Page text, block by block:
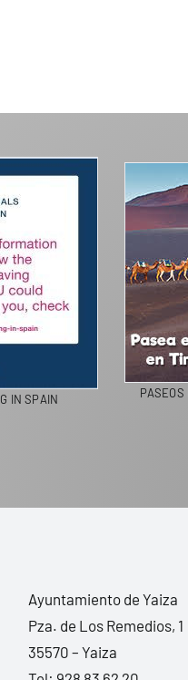
LIVING IN SPAIN
Ayuntamiento de Yaiza
Pza. de Los Remedios, 1
35570 – Yaiza